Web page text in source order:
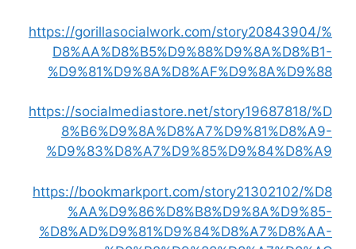
https://gorillasocialwork.com/story20843904/%
D8%AA%D8%B5%D9%88%D9%8A%D8%B1-
%D9%81%D9%8A%D8%AF%D9%8A%D9%88
https://socialmediastore.net/story19687818/%D
8%B6%D9%8A%D8%A7%D9%81%D8%A9-
%D9%83%D8%A7%D9%85%D9%84%D8%A9
https://bookmarkport.com/story21302102/%D8
%AA%D9%86%D8%B8%D9%8A%D9%85-
%D8%AD%D9%81%D9%84%D8%A7%D8%AA-